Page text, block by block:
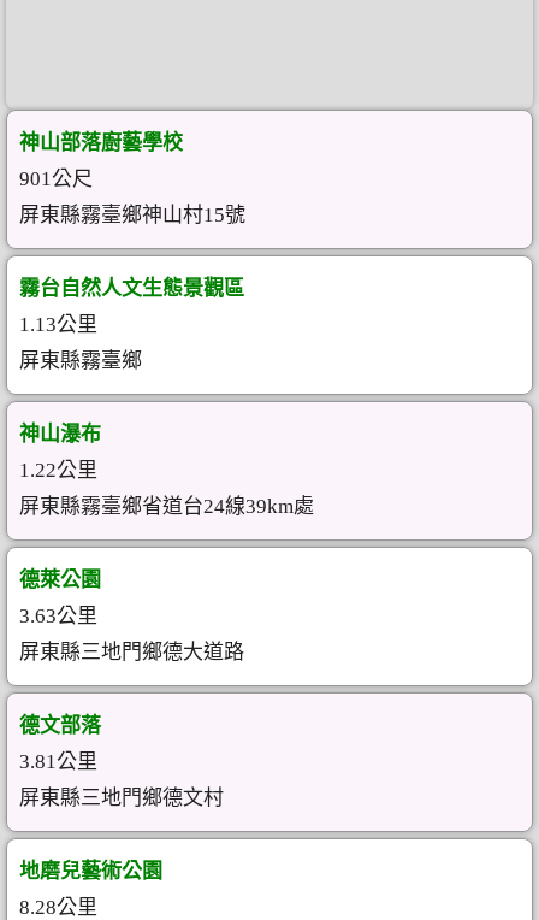
神山部落廚藝學校
901公尺
屏東縣霧臺鄉神山村15號
霧台自然人文生態景觀區
1.13公里
屏東縣霧臺鄉
神山瀑布
1.22公里
屏東縣霧臺鄉省道台24線39km處
德萊公園
3.63公里
屏東縣三地門鄉德大道路
德文部落
3.81公里
屏東縣三地門鄉德文村
地磨兒藝術公園
8.28公里